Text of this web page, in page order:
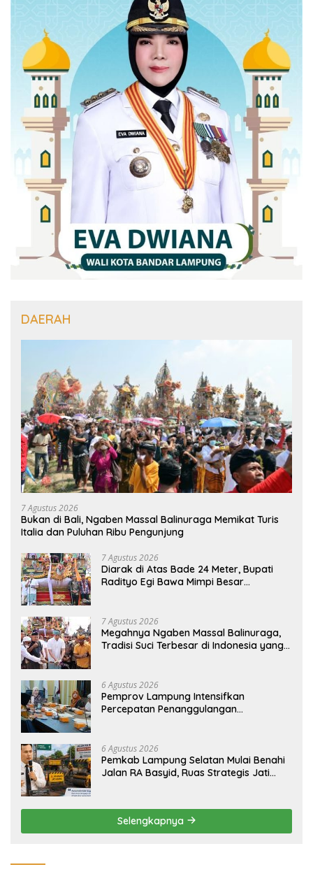
DAERAH
7 Agustus 2026
Bukan di Bali, Ngaben Massal Balinuraga Memikat Turis
Italia dan Puluhan Ribu Pengunjung
7 Agustus 2026
Diarak di Atas Bade 24 Meter, Bupati
Radityo Egi Bawa Mimpi Besar
7 Agustus 2026
Megahnya Ngaben Massal Balinuraga,
Tradisi Suci Terbesar di Indonesia yang
6 Agustus 2026
Pemprov Lampung Intensifkan
Percepatan Penanggulangan
6 Agustus 2026
Pemkab Lampung Selatan Mulai Benahi
Jalan RA Basyid, Ruas Strategis Jati
Selengkapnya